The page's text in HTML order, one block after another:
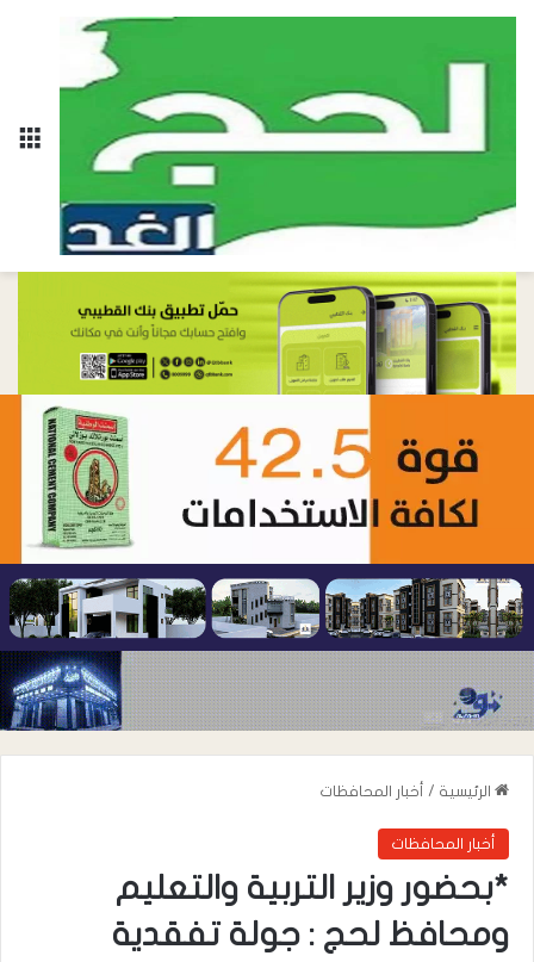
الرئيسية / أخبار المحافظات
أخبار المحافظات
*بحضور وزير التربية والتعليم
ومحافظ لحج : جولة تفقدية